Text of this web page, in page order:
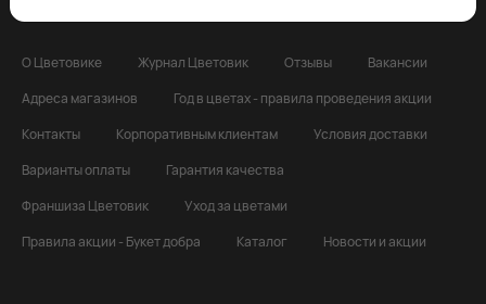
О Цветовике Журнал Цветовик Отзывы
Вакансии
Адреса магазинов
Год в цветах - правила проведения акции
Контакты
Корпоративным клиентам
Условия доставки
Варианты оплаты
Гарантия качества
Франшиза Цветовик
Уход за цветами
Правила акции - Букет добра
Каталог Новости и акции